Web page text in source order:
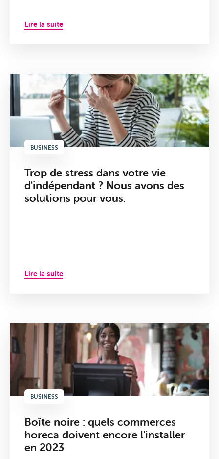
Mon
profil
Lire la suite
BUSINESS
Trop de stress dans votre vie
d'indépendant ? Nous avons des
solutions pour vous.
Lire la suite
BUSINESS
Boîte noire : quels commerces
horeca doivent encore l'installer
en 2023